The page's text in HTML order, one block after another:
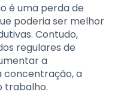
é uma perda de
poderia ser melhor
Contudo,
regulares de
a
concentração, a
trabalho.